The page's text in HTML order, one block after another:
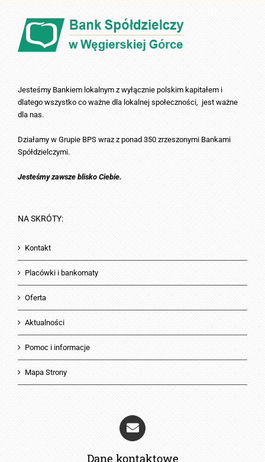
Jesteśmy Bankiem lokalnym z wyłącznie polskim kapitałem i
dlatego wszystko co ważne dla lokalnej społeczności, jest ważne
dla nas.
Działamy w Grupie BPS wraz z ponad 350 zrzeszonymi Bankami
Spółdzielczymi.
Jesteśmy zawsze blisko Ciebie.
NA SKRÓTY:
Kontakt
Placówki i bankomaty
Oferta
Aktualności
Pomoc i informacje
Mapa Strony
Dane kontaktowe